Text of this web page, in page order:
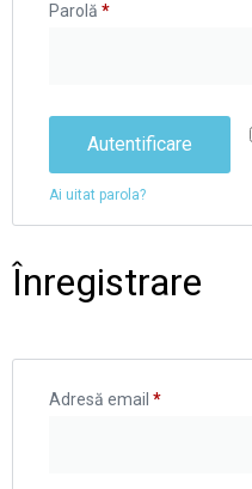
Parolă *
Autentificare
Ai uitat parola?
Înregistrare
Adresă email *